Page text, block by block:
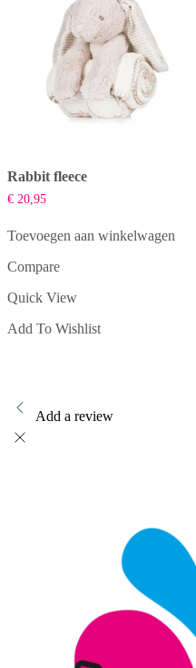
Rabbit fleece
€ 20,95
Toevoegen aan winkelwagen
Compare
Quick View
Add To Wishlist
Add a review